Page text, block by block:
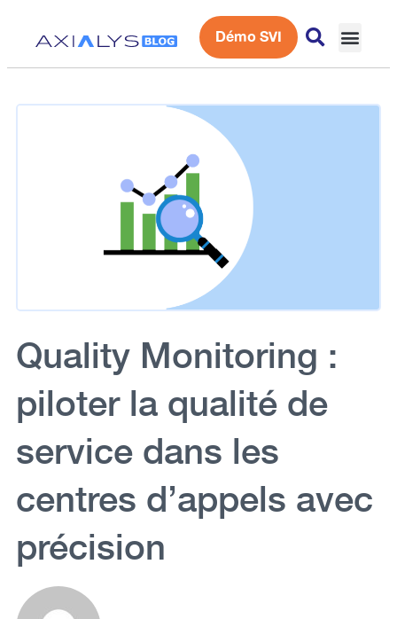
Démo SVI
Quality Monitoring :
piloter la qualité de
service dans les
centres d’appels avec
précision